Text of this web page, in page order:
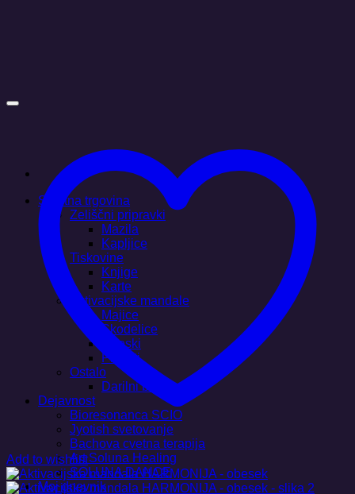
Spletna trgovina
Zeliščni pripravki
Mazila
Kapljice
Tiskovine
Knjige
Karte
Aktivacijske mandale
Majice
Skodelice
Obeski
Plakati
Ostalo
Darilni boni
Dejavnost
Bioresonanca SCIO
Jyotish svetovanje
Bachova cvetna terapija
Art Soluna Healing
SOLUNA DANCE
Moj dnevnik
Add to wishlist